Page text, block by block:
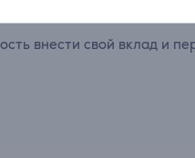
внести свой вклад и